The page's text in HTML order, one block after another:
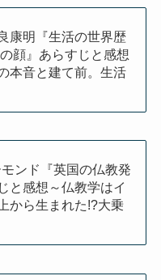
康明『生活の世界歴
顔』あらすじと感想
本音と建て前。生活
ンド『英国の仏教発
と感想～仏教学はイ
から生まれた!?大乗